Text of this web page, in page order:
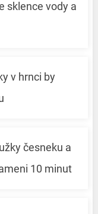
sklence vody a
v hrnci by
česneku a
10 minut